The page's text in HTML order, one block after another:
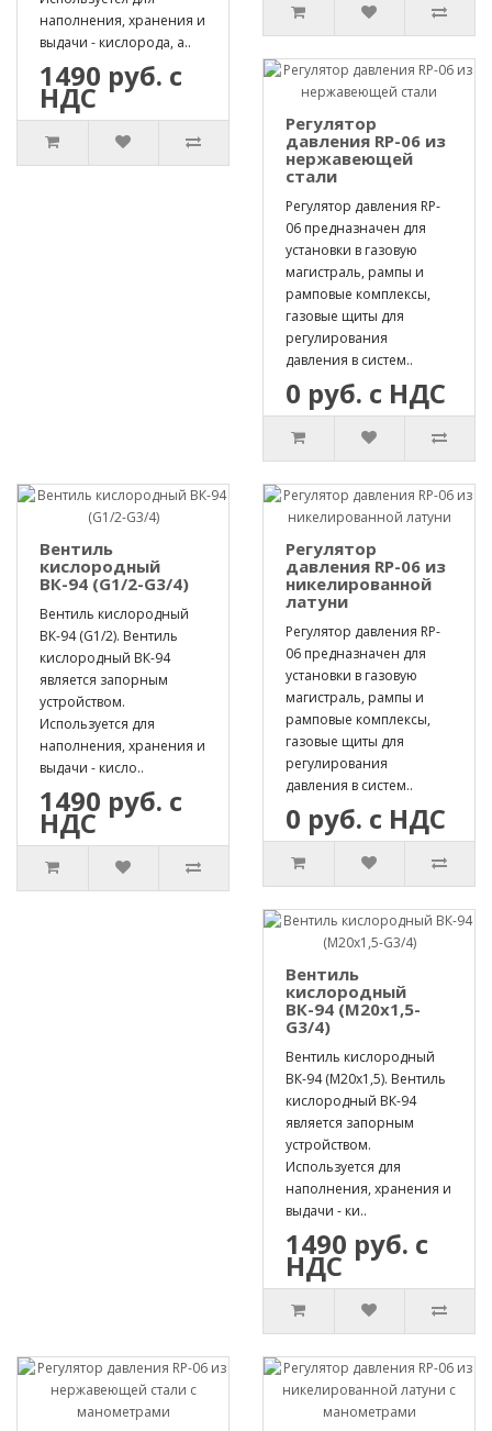
наполнения, хранения и
выдачи - кислорода, а..
1490 руб. с
НДС
Регулятор
давления RP-06 из
нержавеющей
стали
Регулятор давления RP-
06 предназначен для
установки в газовую
магистраль, рампы и
рамповые комплексы,
газовые щиты для
регулирования
давления в систем..
0 руб. с НДС
Вентиль
кислородный
ВК-94 (G1/2-G3/4)
Вентиль кислородный
ВК-94 (G1/2). Вентиль
кислородный ВК-94
является запорным
устройством.
Используется для
наполнения, хранения и
выдачи - кисло..
1490 руб. с
НДС
Регулятор
давления RP-06 из
никелированной
латуни
Регулятор давления RP-
06 предназначен для
установки в газовую
магистраль, рампы и
рамповые комплексы,
газовые щиты для
регулирования
давления в систем..
0 руб. с НДС
Вентиль
кислородный
ВК-94 (М20х1,5-
G3/4)
Вентиль кислородный
ВК-94 (М20х1,5). Вентиль
кислородный ВК-94
является запорным
устройством.
Используется для
наполнения, хранения и
выдачи - ки..
1490 руб. с
НДС